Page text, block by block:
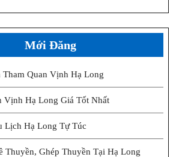
Mới Đăng
Quan Vịnh Hạ Long
Vịnh Hạ Long Giá Tốt Nhất
Lịch Hạ Long Tự Túc
Thuyền, Ghép Thuyền Tại Hạ Long